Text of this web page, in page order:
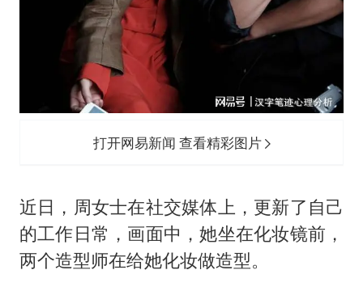
打开网易新闻 查看精彩图片
近日，周女士在社交媒体上，更新了自己
的工作日常，画面中，她坐在化妆镜前，
两个造型师在给她化妆做造型。